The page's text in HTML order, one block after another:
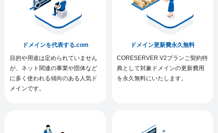
ドメインを代表する.com
目的や用途は定められていません
が、ネット関連の事業や団体など
に多く使われる傾向のある人気ド
メインです。
ドメイン更新費永久無料
CORESERVER V2プランご契約特
典として対象ドメインの更新費用
を永久無料にいたします。